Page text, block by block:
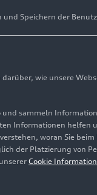
Cookie-
und Speichern der
wie unsere
sammeln
Informationen
woran Sie
der Platzierung von
Cookie Information